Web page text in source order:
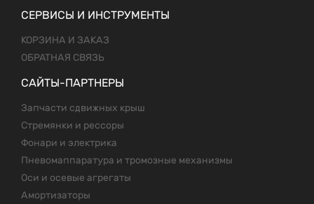
СЕРВИСЫ И ИНСТРУМЕНТЫ
КОРЗИНА И ЗАКАЗ
ОБРАТНАЯ СВЯЗЬ
САЙТЫ-ПАРТНЕРЫ
Запчасти сдвижных крыш
Стремянки и рессоры
Фонари и электрика
Пневомаппаратура и тромозные механизмы
Оси и осевые агрегаты
Амортизаторы